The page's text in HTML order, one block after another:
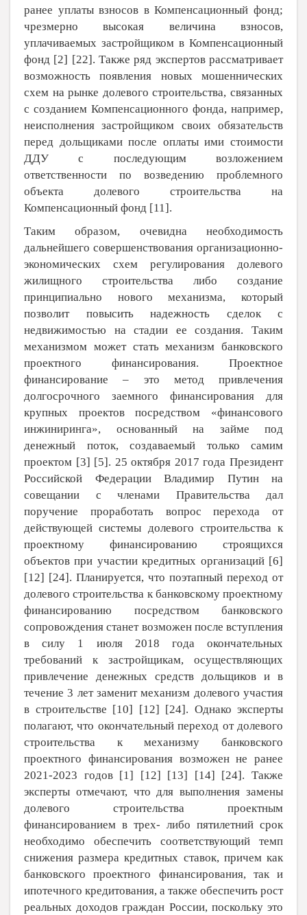
ранее уплаты взносов в Компенсационный фонд;
чрезмерно высокая величина взносов,
уплачиваемых застройщиком в Компенсационный
фонд [2] [22]. Также ряд экспертов рассматривает
возможность появления новых мошеннических
схем на рынке долевого строительства, связанных
с созданием Компенсационного фонда, например,
неисполнения застройщиком своих обязательств
перед дольщиками после оплаты ими стоимости
ДДУ с последующим возложением
ответственности по возведению проблемного
объекта долевого строительства на
Компенсационный фонд [11].
Таким образом, очевидна необходимость
дальнейшего совершенствования организационно-
экономических схем регулирования долевого
жилищного строительства либо создание
принципиально нового механизма, который
позволит повысить надежность сделок с
недвижимостью на стадии ее создания. Таким
механизмом может стать механизм банковского
проектного финансирования. Проектное
финансирование ‒ это метод привлечения
долгосрочного заемного финансирования для
крупных проектов посредством «финансового
инжиниринга», основанный на займе под
денежный поток, создаваемый только самим
проектом [3] [5]. 25 октября 2017 года Президент
Российской Федерации Владимир Путин на
совещании с членами Правительства дал
поручение проработать вопрос перехода от
действующей системы долевого строительства к
проектному финансированию строящихся
объектов при участии кредитных организаций [6]
[12] [24]. Планируется, что поэтапный переход от
долевого строительства к банковскому проектному
финансированию посредством банковского
сопровождения станет возможен после вступления
в силу 1 июля 2018 года окончательных
требований к застройщикам, осуществляющих
привлечение денежных средств дольщиков и в
течение 3 лет заменит механизм долевого участия
в строительстве [10] [12] [24]. Однако эксперты
полагают, что окончательный переход от долевого
строительства к механизму банковского
проектного финансирования возможен не ранее
2021-2023 годов [1] [12] [13] [14] [24]. Также
эксперты отмечают, что для выполнения замены
долевого строительства проектным
финансированием в трех- либо пятилетний срок
необходимо обеспечить соответствующий темп
снижения размера кредитных ставок, причем как
банковского проектного финансирования, так и
ипотечного кредитования, а также обеспечить рост
реальных доходов граждан России, поскольку это